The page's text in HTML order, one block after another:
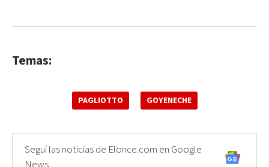
Temas:
PAGLIOTTO GOYENECHE
Seguí las noticias de Elonce.com en Google